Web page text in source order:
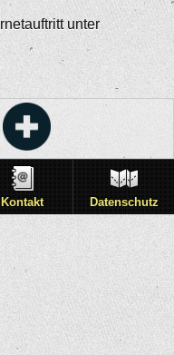
unter
Kontakt Datenschutz